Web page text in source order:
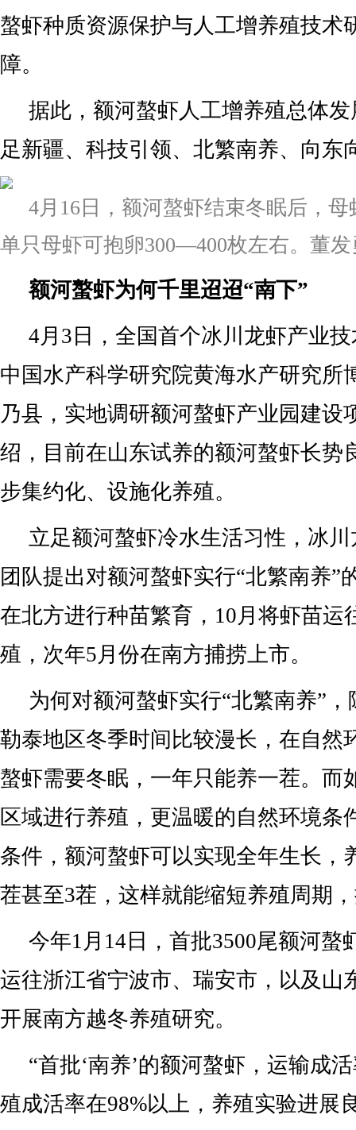
螯虾种质资源保护与人工增养殖技术
障。
据此，额河螯虾人工增养殖总体
足新疆、科技引领、北繁南养、向东
4月16日，额河螯虾结束冬眠后，
单只母虾可抱卵300—400枚左右。董发
额河螯虾为何千里迢迢“南下”
4月3日，全国首个冰川龙虾产业
中国水产科学研究院黄海水产研究所
乃县，实地调研额河螯虾产业园建设
绍，目前在山东试养的额河螯虾长势
步集约化、设施化养殖。
立足额河螯虾冷水生活习性，冰
团队提出对额河螯虾实行“北繁南养”
在北方进行种苗繁育，10月将虾苗运
殖，次年5月份在南方捕捞上市。
为何对额河螯虾实行“北繁南养”
勒泰地区冬季时间比较漫长，在自然
螯虾需要冬眠，一年只能养一茬。而
区域进行养殖，更温暖的自然环境条
条件，额河螯虾可以实现全年生长，
茬甚至3茬，这样就能缩短养殖周期
今年1月14日，首批3500尾额河螯
运往浙江省宁波市、瑞安市，以及山
开展南方越冬养殖研究。
“首批‘南养’的额河螯虾，运输成
殖成活率在98%以上，养殖实验进展